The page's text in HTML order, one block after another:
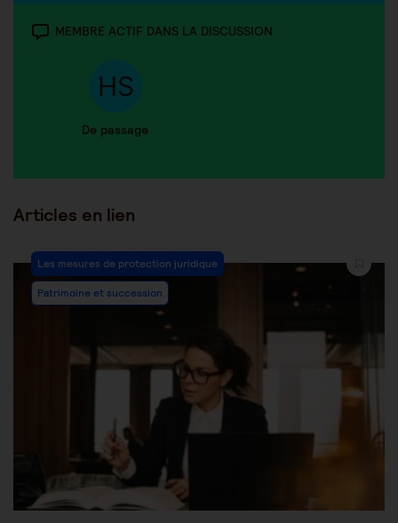
MEMBRE ACTIF DANS LA DISCUSSION
De passage
Articles en lien
Les mesures de protection juridique
Patrimoine et succession